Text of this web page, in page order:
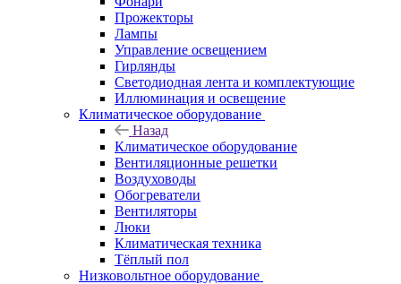
Прожекторы
Лампы
Управление освещением
Гирлянды
Светодиодная лента и комплектующие
Иллюминация и освещение
Климатическое оборудование
Назад
Климатическое оборудование
Вентиляционные решетки
Воздуховоды
Обогреватели
Вентиляторы
Люки
Климатическая техника
Тёплый пол
Низковольтное оборудование